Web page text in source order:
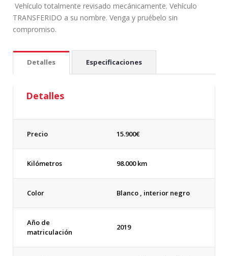
Vehículo totalmente revisado mecánicamente. Vehículo
TRANSFERIDO a su nombre. Venga y pruébelo sin
compromiso.
Detalles Especificaciones
Detalles
Precio 15.900€
Kilómetros 98.000 km
Color Blanco , interior negro
Año de
matriculación
2019